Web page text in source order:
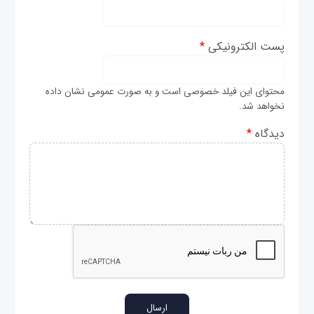
پست الکترونیکی*
محتوای این فیلد خصوصی است و به صورت عمومی نشان داده
نخواهد شد.
دیدگاه*